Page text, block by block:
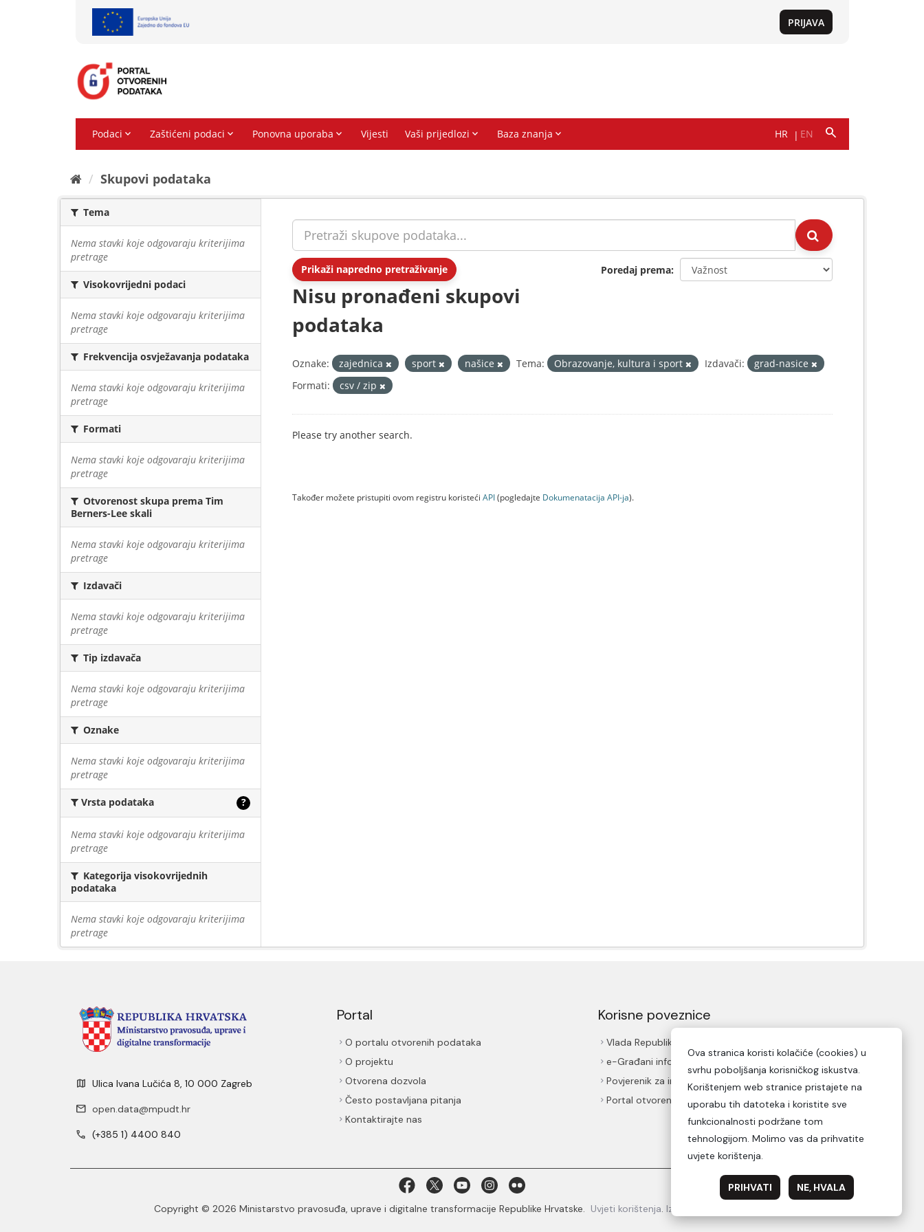
Skupovi podаtаkа
Tema
Nema stavki koje odgovaraju kriterijima
pretrage
Visokovrijedni podaci
Nema stavki koje odgovaraju kriterijima
pretrage
Frekvencija osvježavanja podataka
Nema stavki koje odgovaraju kriterijima
pretrage
Formati
Nema stavki koje odgovaraju kriterijima
pretrage
Otvorenost skupa prema Tim
Berners-Lee skali
Nema stavki koje odgovaraju kriterijima
pretrage
Izdavači
Nema stavki koje odgovaraju kriterijima
pretrage
Tip izdavača
Nema stavki koje odgovaraju kriterijima
pretrage
Oznake
Nema stavki koje odgovaraju kriterijima
pretrage
Vrsta podataka ?
Nema stavki koje odgovaraju kriterijima
pretrage
Kategorija visokovrijednih
podataka
Nema stavki koje odgovaraju kriterijima
pretrage
Prikaži napredno pretraživanje Poredaj prema
Nisu pronađeni skupovi
podataka
Oznake: zajednica sport našice Tema: Obrazovanje, kultura i sport Izdavači:
grad-nasice
Formati:
csv / zip
Please try another search.
Također možete pristupiti ovom registru koristeći API(pogledajte Dokumenаtаcijа API-jа).